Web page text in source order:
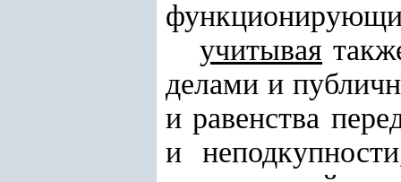
учитывая
делами и
и равенства
и